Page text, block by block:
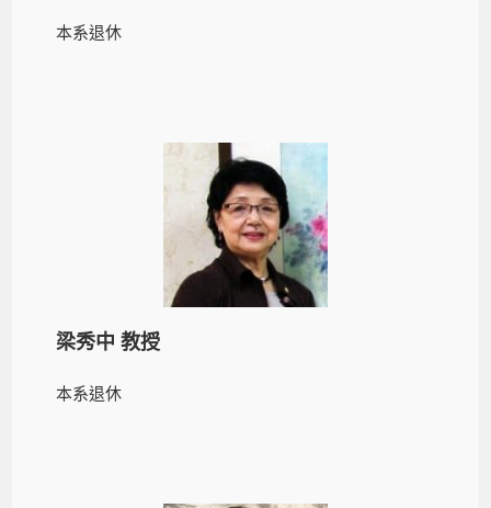
本系退休
梁秀中 教授
本系退休